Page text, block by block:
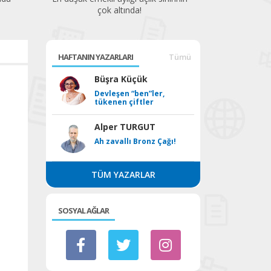
çok altında!
HAFTANIN YAZARLARI Tümü
Büşra Küçük
Devleşen “ben”ler,
tükenen çiftler
Alper TURGUT
Ah zavallı Bronz Çağı!
TÜM YAZARLAR
SOSYAL AĞLAR